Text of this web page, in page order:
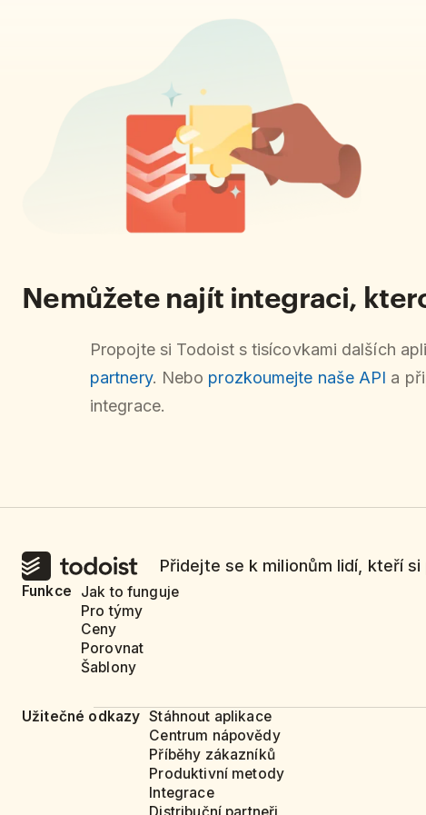
Nemůžete najít integraci,
Propojte si Todoist s tisícovkami dalších
partnery. Nebo prozkoumejte naše API a
integrace.
Přidejte se k milionům lidí, kteří
Funkce
Jak to funguje
Pro týmy
Ceny
Porovnat
Šablony
Užitečné odkazy Stáhnout aplikace
Centrum nápovědy
Příběhy zákazníků
Produktivní metody
Integrace